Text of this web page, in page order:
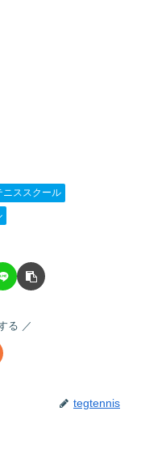
ニススクール
る
tegtennis